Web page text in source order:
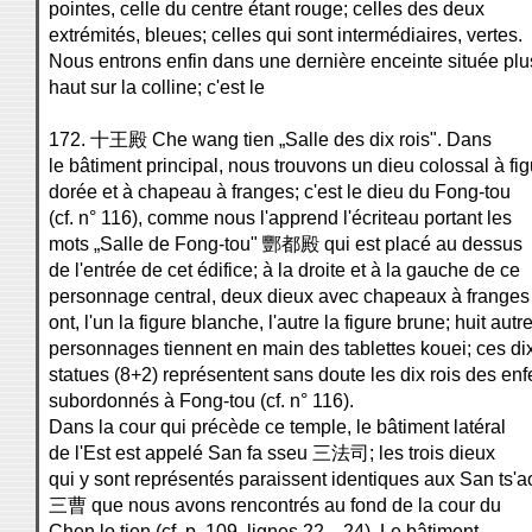
pointes, celle du centre étant rouge; celles des deux
extrémités, bleues; celles qui sont intermédiaires, vertes.
Nous entrons enfin dans une dernière enceinte située
haut sur la colline; c'est le
172. 十王殿 Che wang tien „Salle des dix rois". Dans
le bâtiment principal, nous trouvons un dieu colossal à
dorée et à chapeau à franges; c'est le dieu du Fong-tou
(cf. n° 116), comme nous l'apprend l'écriteau portant les
mots „Salle de Fong-tou" 酆都殿 qui est placé au dessus
de l'entrée de cet édifice; à la droite et à la gauche de ce
personnage central, deux dieux avec chapeaux à franges
ont, l'un la figure blanche, l'autre la figure brune; huit
personnages tiennent en main des tablettes kouei; ces
statues (8+2) représentent sans doute les dix rois des
subordonnés à Fong-tou (cf. n° 116).
Dans la cour qui précède ce temple, le bâtiment latéral
de l'Est est appelé San fa sseu 三法司; les trois dieux
qui y sont représentés paraissent identiques aux San
三曹 que nous avons rencontrés au fond de la cour du